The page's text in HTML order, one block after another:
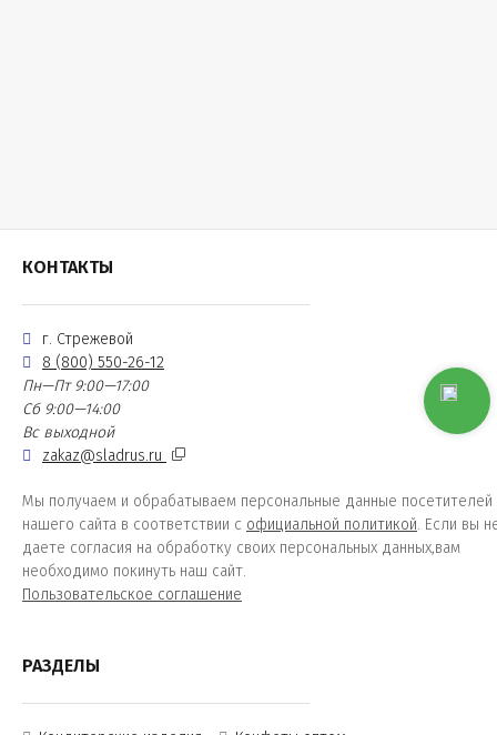
КОНТАКТЫ
г. Стрежевой
8 (800) 550-26-12
Пн—Пт 9:00—17:00
Сб 9:00—14:00
Вс выходной
zakaz@sladrus.ru
Мы получаем и обрабатываем персональные данные посетителей
нашего сайта в соответствии с официальной политикой. Если вы
даете согласия на обработку своих персональных данных,вам
необходимо покинуть наш сайт.
Пользовательское соглашение
РАЗДЕЛЫ